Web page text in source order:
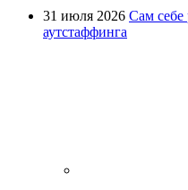
31 июля 2026 Сам
аутстаффинга